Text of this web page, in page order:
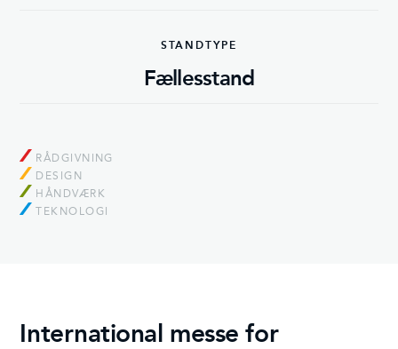
STANDTYPE
Fællesstand
RÅDGIVNING
DESIGN
HÅNDVÆRK
TEKNOLOGI
International messe for